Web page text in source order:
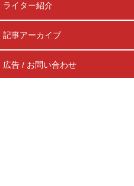
ライター紹介
記事アーカイブ
広告 / お問い合わせ